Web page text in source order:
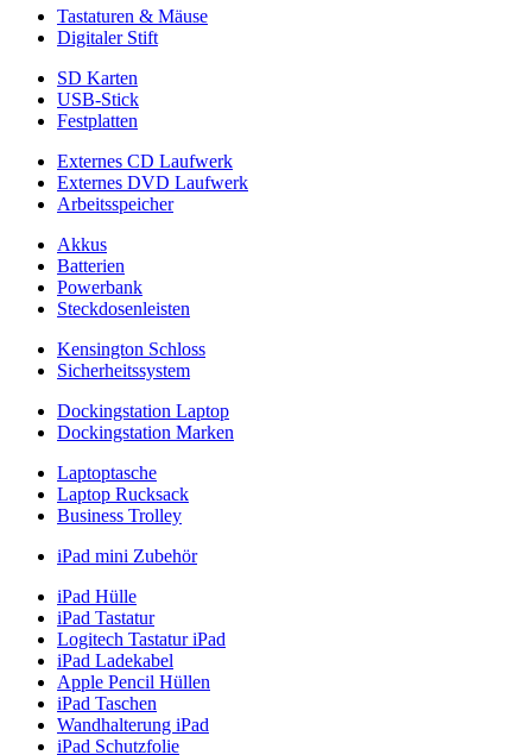
Tastaturen & Mäuse
Digitaler Stift
SD Karten
USB-Stick
Festplatten
Externes CD Laufwerk
Externes DVD Laufwerk
Arbeitsspeicher
Akkus
Batterien
Powerbank
Steckdosenleisten
Kensington Schloss
Sicherheitssystem
Dockingstation Laptop
Dockingstation Marken
Laptoptasche
Laptop Rucksack
Business Trolley
iPad mini Zubehör
iPad Hülle
iPad Tastatur
Logitech Tastatur iPad
iPad Ladekabel
Apple Pencil Hüllen
iPad Taschen
Wandhalterung iPad
iPad Schutzfolie